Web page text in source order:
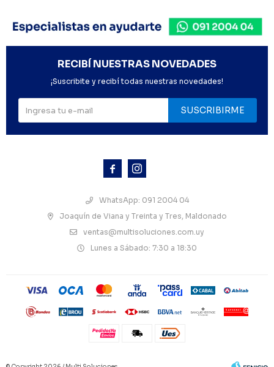
 
WhatsApp: 091 2004 04
Joaquín de Viana y Treinta y Tres, Maldonado
ventas@multisoluciones.com.uy
Lunes a Sábado: 7:30 a 18:30
RECIBÍ NUESTRAS NOVEDADES
¡Suscribite y recibí todas nuestras novedades!
SUSCRIBIRME